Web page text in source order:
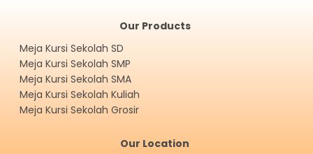
Our Products
Meja Kursi Sekolah SD
Meja Kursi Sekolah SMP
Meja Kursi Sekolah SMA
Meja Kursi Sekolah Kuliah
Meja Kursi Sekolah Grosir
Our Location